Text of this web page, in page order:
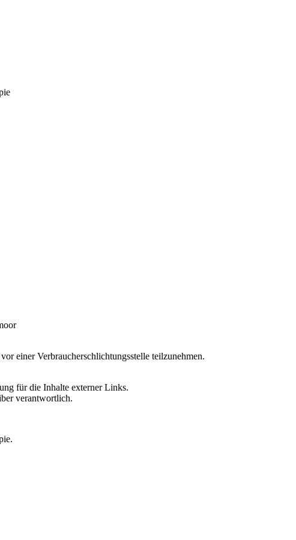
einer Verbraucherschlichtungsstelle teilzunehmen.
für die Inhalte externer Links.
verantwortlich.